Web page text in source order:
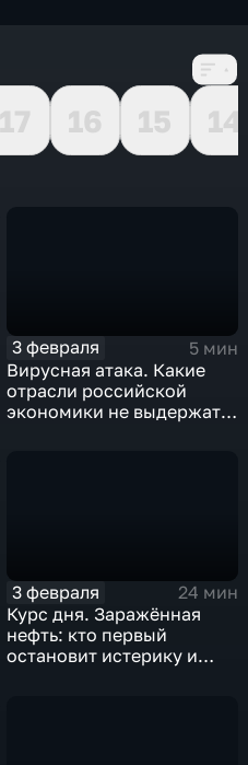
17 16 15
14
3 февраля
5 мин
Вирусная атака. Какие
отрасли российской
экономики не выдержат
3 февраля
24 мин
Курс дня. Заражённая
нефть: кто первый
остановит истерику и